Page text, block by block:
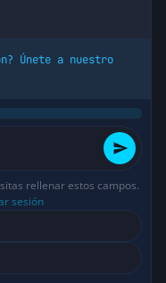
Únete a nuestro
rellenar estos campos.
sesión